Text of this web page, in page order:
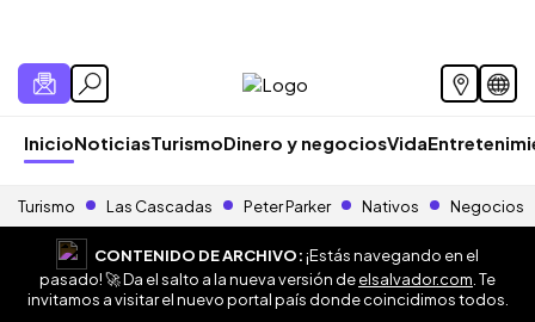
InicioNoticiasTurismoDinero y negociosVida
Turismo Las Cascadas Peter Parker Nativos Negocios
CONTENIDO DE ARCHIVO:¡Estás navegando en el
pasado! 🚀 Da el salto a la nueva versión deelsalvador.com . Te
invitamos a visitar el nuevo portal país donde coincidimos todos.